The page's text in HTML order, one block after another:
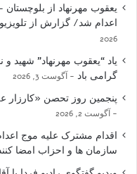
یعقوب مهرنهاد از
اعدام شد/ گزارش از
2026
یاد “یعقوب مهرنهاد” شهید
گرامی باد
آگوست 3, 2026
پنجمین روز تحصن «کارزار
آگوست 2, 2026
اقدام مشترک علیه موج
سازمان ها و احزاب امضا